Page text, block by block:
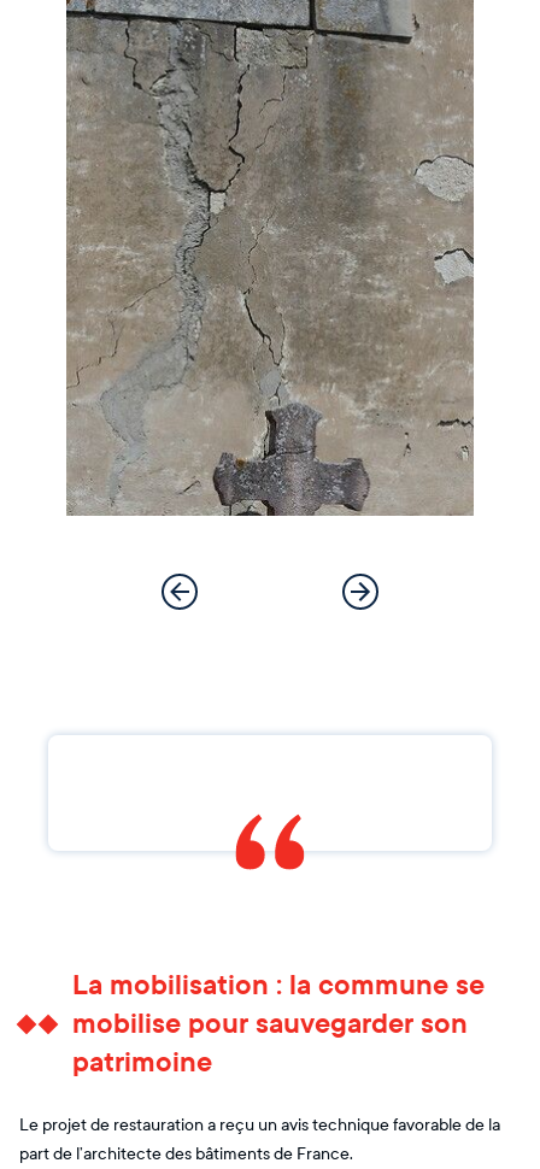
La mobilisation : la commune se
mobilise pour sauvegarder son
patrimoine
Le projet de restauration a reçu un avis technique favorable de la
part de l’architecte des bâtiments de France.